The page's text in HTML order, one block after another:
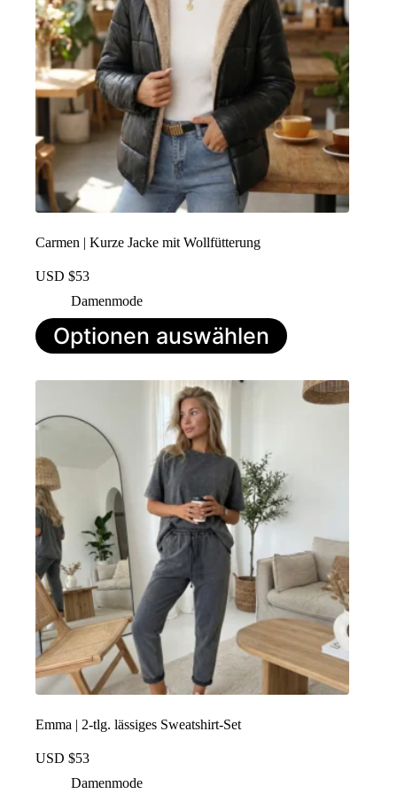
Produktseite
ausgewählt
werden
Carmen | Kurze Jacke mit Wollfütterung
USD $53
Damenmode
Optionen auswählen
Dieses
Produkt
hat
Optionen
auf
der
Produktseite
ausgewählt
werden
Emma | 2-tlg. lässiges Sweatshirt-Set
USD $53
Damenmode